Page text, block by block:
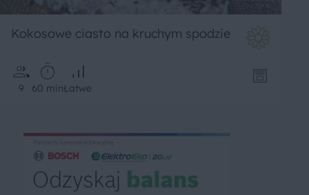
Kokosowe ciasto na kruchym spodzie
9 60 minŁatwe